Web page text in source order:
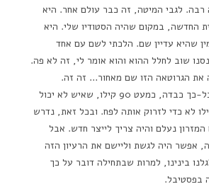
לגבי המיטה, זה כבר עולם אחר. היא
החדשה, במקום שהיה הסטודיו שלי. היא
שהיא עדיין שם. הלכתי לשם עם אחד
שוב לחלל ההוא והוא אומר לי, זה לא פה.
את הגרוטאה הזו שם מאחור… זה זה.
הקונסטרוקציה הזו כל-כך כבדה, כמעט 90 קילו, שאיש לא יכול
לא כדי לזרוק אותה לפח. ובכל זאת, נדרש
נעלם והיה צריך לייצר חדש. אבל
אפשר היה לגשת וליישם את הרעיון הזה
בינינו, למרות שבתחילה דובר על כך
בפסטיבל.